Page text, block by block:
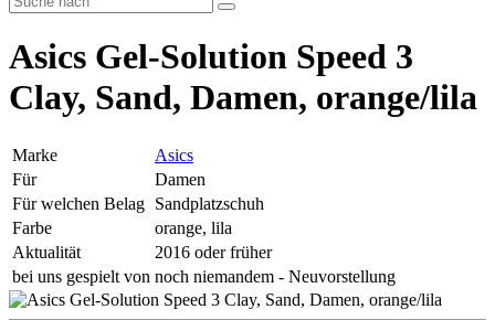
Asics Gel-Solution Speed 3
Clay, Sand, Damen, orange/lila
Marke
Asics
Für
Damen
Für welchen Belag Sandplatzschuh
Farbe
orange, lila
Aktualität
2016 oder früher
bei uns gespielt von noch niemandem - Neuvorstellung